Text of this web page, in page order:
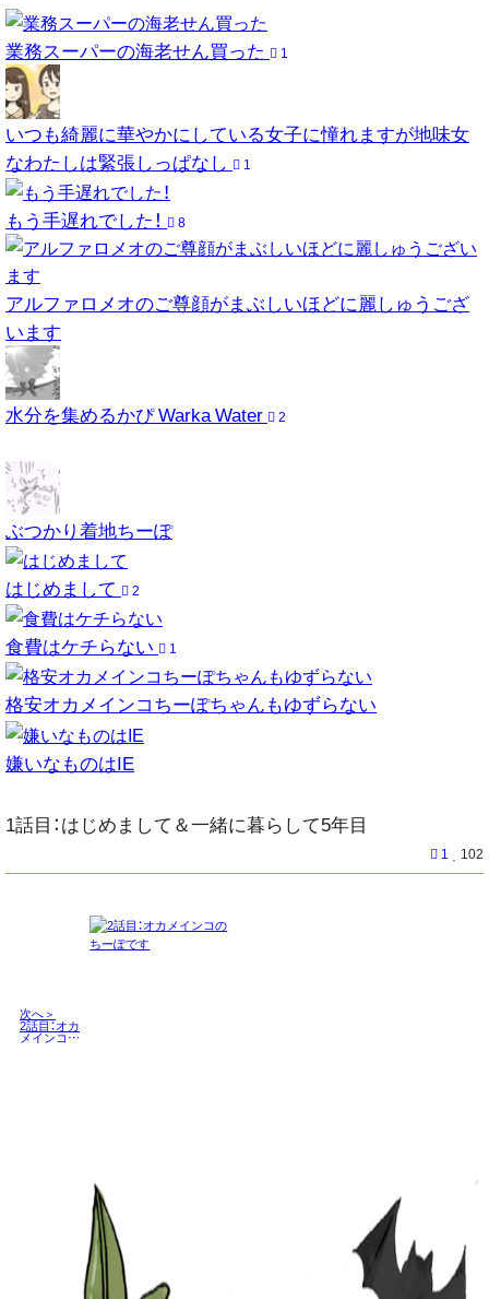
業務スーパーの海老せん買った 1
いつも綺麗に華やかにしている女子に憧れますが地味女
なわたしは緊張しっぱなし
1
もう手遅れでした！ 8
アルファロメオのご尊顔がまぶしいほどに麗しゅうござ
います
水分を集めるかぴ Warka Water 2
ぶつかり着地ちーぽ
はじめまして 2
食費はケチらない 1
格安オカメインコちーぽちゃんもゆずらない
嫌いなものはIE
1話目：はじめまして＆一緒に暮らして5年目
1 102
次へ＞
2話目：オカ
メインコの
ちーぽです